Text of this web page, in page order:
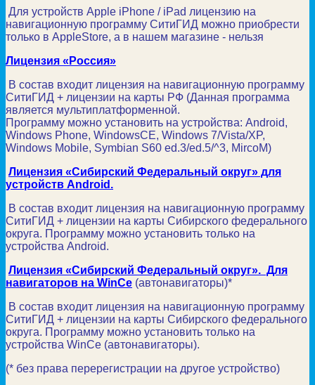
Для устройств Apple iPhone / iPad лицензию на
навигационную программу СитиГИД можно приобрести
только в AppleStore, а в нашем магазине - нельзя
Лицензия «Россия»
В состав входит лицензия на навигационную программу
СитиГИД + лицензии на карты РФ (Данная программа
является мультиплатформенной.
Программу можно установить на устройства: Android,
Windows Phone, WindowsCE, Windows 7/Vista/XP,
Windows Mobile, Symbian S60 ed.3/ed.5/^3, MircoM)
Лицензия «Сибирский Федеральный округ» для
устройств Android.
В состав входит лицензия на навигационную программу
СитиГИД + лицензии на карты Сибирского федерального
округа. Программу можно установить только на
устройства Android.
Лицензия «Сибирский Федеральный округ». Для
навигаторов на WinCe (автонавигаторы)*
В состав входит лицензия на навигационную программу
СитиГИД + лицензии на карты Сибирского федерального
округа. Программу можно установить только на
устройства WinCe (автонавигаторы).
(* без права перерегистрации на другое устройство)